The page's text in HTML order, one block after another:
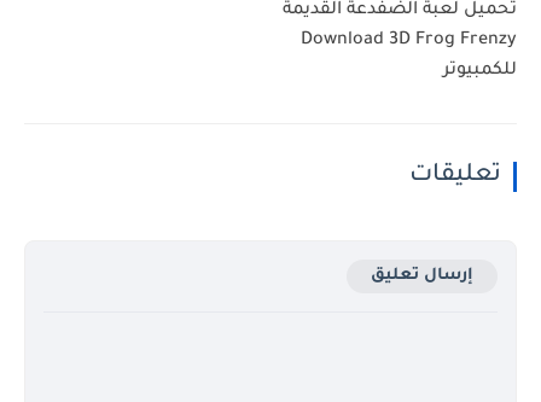
تحميل لعبة الضفدعة القديمة
Download 3D Frog Frenzy
للكمبيوتر
تعليقات
إرسال تعليق